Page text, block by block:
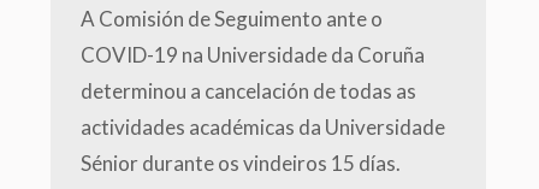
A Comisión de Seguimento ante o
COVID-19 na Universidade da Coruña
determinou a cancelación de todas as
actividades académicas da Universidade
Sénior durante os vindeiros 15 días.